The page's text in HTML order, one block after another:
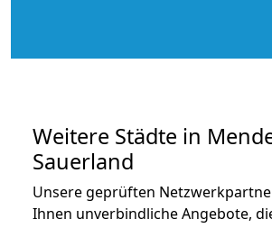
Weitere Städte in
Sauerland
Unsere geprüften
Ihnen unverbindliche Angebote,